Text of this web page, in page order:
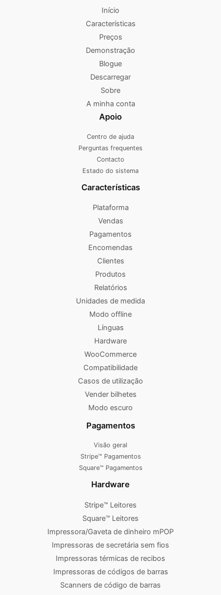
Início
Características
Preços
Demonstração
Blogue
Descarregar
Sobre
A minha conta
Apoio
Centro de ajuda
Perguntas frequentes
Contacto
Estado do sistema
Características
Plataforma
Vendas
Pagamentos
Encomendas
Clientes
Produtos
Relatórios
Unidades de medida
Modo offline
Línguas
Hardware
WooCommerce
Compatibilidade
Casos de utilização
Vender bilhetes
Modo escuro
Pagamentos
Visão geral
Stripe™ Pagamentos
Square™ Pagamentos
Hardware
Stripe™ Leitores
Square™ Leitores
Impressora/Gaveta de dinheiro mPOP
Impressoras de secretária sem fios
Impressoras térmicas de recibos
Impressoras de códigos de barras
Scanners de código de barras